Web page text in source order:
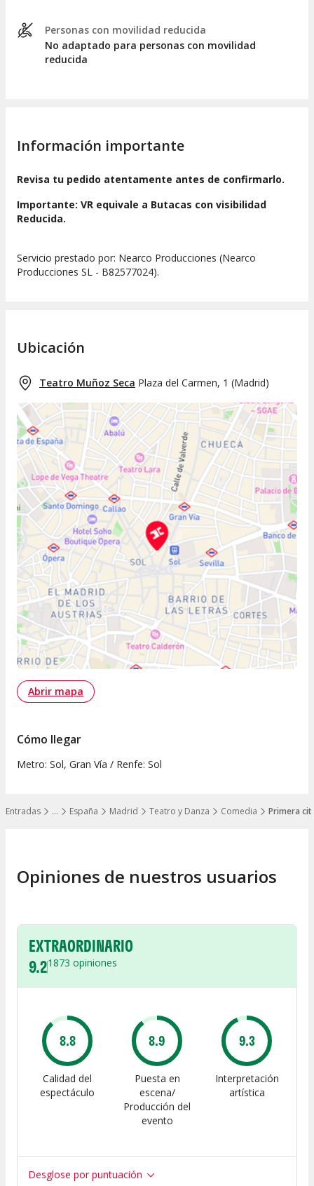
…
Mostrar todos los niveles
Entradas España Madrid Teatro y Danza Comedia Primera
Personas con movilidad reducida
No adaptado para personas con movilidad
reducida
Información importante
Revisa tu pedido atentamente antes de confirmarlo.
Importante: VR equivale a Butacas con visibilidad
Reducida.
Servicio prestado por: Nearco Producciones (Nearco
Producciones SL - B82577024).
Ubicación
Teatro Muñoz Seca Plaza del Carmen, 1 (Madrid)
Abrir mapa
Cómo llegar
Metro: Sol, Gran Vía / Renfe: Sol
Opiniones de nuestros usuarios
EXTRAORDINARIO
9.21873 opiniones
8.8
Calidad del
espectáculo
8.9
Puesta en
escena/
Producción del
evento
9.3
Interpretación
artística
Desglose por puntuación